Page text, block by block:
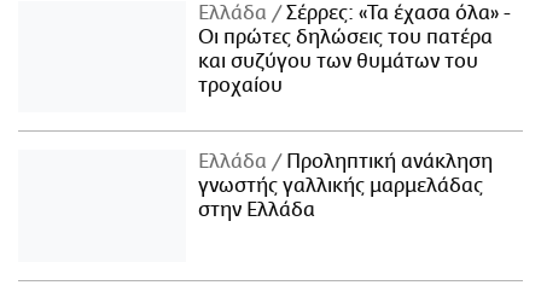
Ελλάδα
Σέρρες: «Τα έχασα όλα» -
Οι πρώτες δηλώσεις του πατέρα
και συζύγου των θυμάτων του
τροχαίου
Ελλάδα
Προληπτική ανάκληση
γνωστής γαλλικής μαρμελάδας
στην Ελλάδα